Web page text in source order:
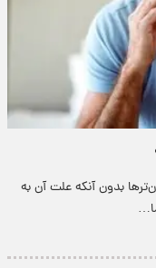
بدون آنکه علت آن به